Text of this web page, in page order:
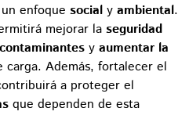
enfoque social y ambiental.
mejorar la seguridad
y aumentar la
Además, fortalecer el
a proteger el
que dependen de esta